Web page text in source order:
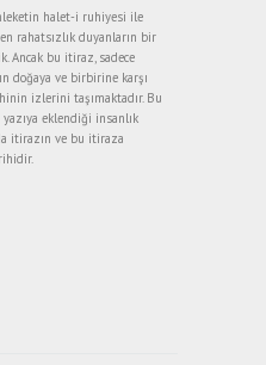
halet-i ruhiyesi ile
rahatsızlık duyanların bir
Ancak bu itiraz, sadece
doğaya ve birbirine karşı
izlerini taşımaktadır. Bu
eklendiği insanlık
itirazın ve bu itiraza